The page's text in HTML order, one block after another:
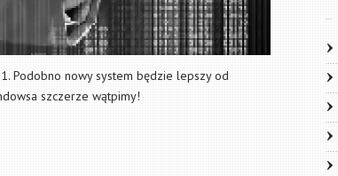
Podobno nowy system będzie lepszy od
szczerze wątpimy!